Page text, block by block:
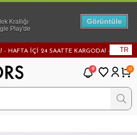
İÇİ 24 SAATTE KARGODA! - TR
9 0
Krallığı
Play'de
Görüntüle